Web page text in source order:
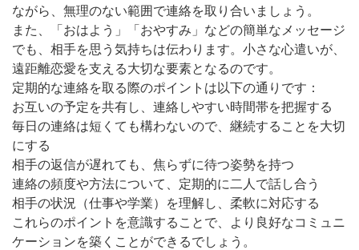
ながら、無理のない範囲で連絡を取り合いましょう。
また、「おはよう」「おやすみ」などの簡単なメッセージ
でも、相手を思う気持ちは伝わります。小さな心遣いが、
遠距離恋愛を支える大切な要素となるのです。
定期的な連絡を取る際のポイントは以下の通りです：
お互いの予定を共有し、連絡しやすい時間帯を把握する
毎日の連絡は短くても構わないので、継続することを大切
にする
相手の返信が遅れても、焦らずに待つ姿勢を持つ
連絡の頻度や方法について、定期的に二人で話し合う
相手の状況（仕事や学業）を理解し、柔軟に対応する
これらのポイントを意識することで、より良好なコミュニ
ケーションを築くことができるでしょう。